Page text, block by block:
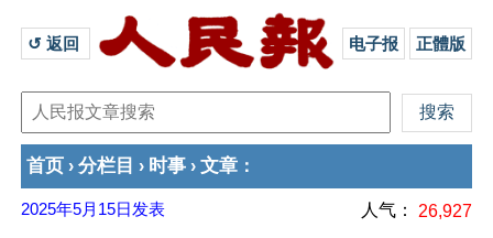
↺ 返回 电子报 正體版
首页 › 分栏目 › 时事 › 文章 ：
2025年5月15日 发表 人气： 26,927